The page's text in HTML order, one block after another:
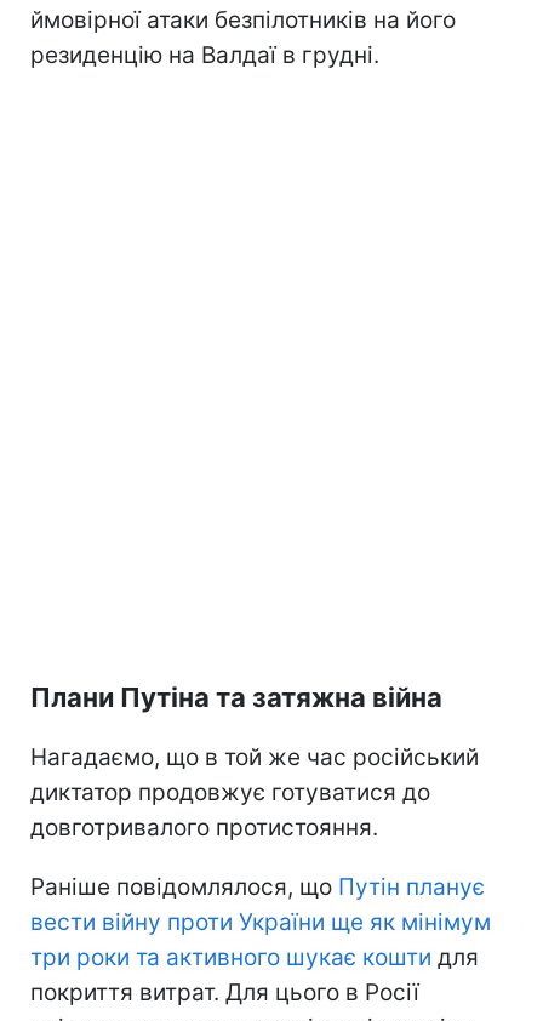
ймовірної атаки безпілотників на його
резиденцію на Валдаї в грудні.
Плани Путіна та затяжна війна
Нагадаємо, що в той же час російський
диктатор продовжує готуватися до
довготривалого протистояння.
Раніше повідомлялося, що Путін планує
вести війну проти України ще як мінімум
три роки та активного шукає кошти для
покриття витрат. Для цього в Росії